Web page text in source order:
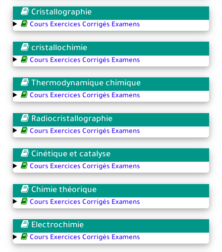
Cristallographie
Cours Exercices Corrigés Examens
cristallochimie
Cours Exercices Corrigés Examens
Thermodynamique chimique
Cours Exercices Corrigés Examens
Radiocristallographie
Cours Exercices Corrigés Examens
Cinétique et catalyse
Cours Exercices Corrigés Examens
Chimie théorique
Cours Exercices Corrigés Examens
Electrochimie
Cours Exercices Corrigés Examens